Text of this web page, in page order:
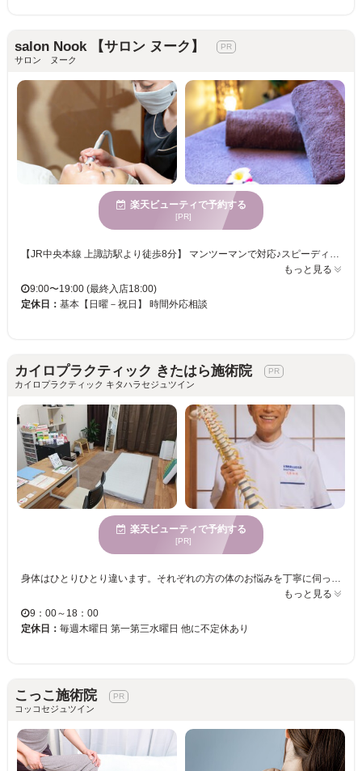
salon Nook 【サロン ヌーク】
サロン ヌーク
楽天ビューティで予約する
[PR]
【JR中央本線 上諏訪駅より徒歩8分】 マンツーマンで対応♪スピーディーな対応×施術と結果重視！話題の『ハイドラフェイシャル』を導入★毛穴の奧の汚れや余分な皮脂や角質をやさしく洗い出し、しわやくすみを改善！！肌の汚れなどを完全洗浄し、みずみずしい肌へ導きます。乾燥肌の方、お肌が弱い方など、肌質に対応して幅広い効果◎施術後すぐにメイク可能◎ 【オススメ★シルク糸脱毛】 日本人の繊細なお肌に合わせた糸脱毛！使われる糸もシルクの天然素材なので、肌への負担も少ない♪細かい糸の動きによるマッサージ効果や古い角質を除去するなど、様々な美容効果が◎ぱっと明るい肌が蘇ります♪まだ試してない方は一度お越しくださいませ。 お客様のご来店お待ちしております！
もっと見る
9:00〜19:00 (最終入店18:00)
定休日： 基本【日曜－祝日】 時間外応相談
カイロプラクティック きたはら施術院
カイロプラクティック キタハラセジュツイン
楽天ビューティで予約する
[PR]
身体はひとりひとり違います。それぞれの方の体のお悩みを丁寧に伺って、その方にベストなオーダーメイドのやり方でお体の調子を整えていきます。 対症療法ではありません。お体の悩みや症状があるからには必ず原因があり、その原因を改善していくことで身体を細胞レベルの体質的な部分から変えていきます。姿勢を整えることで自律神経が整います。自律神経が整えば、自然治癒力、免疫力が戻ります。そうして再発を防いでいくのが「根本療法」であるカイロプラクティックなのです。そしてそれは健康寿命を延ばすことにもつながります。 そのために何が必要なのか、そしてどんな施術をしていくのか、最初のカウンセリングの段階でわかりやすく丁寧にご説明させて頂きます。 『カイロプラクティック きたはら施術院』で、「あの頃」の元気な身体を取り戻しませんか？
もっと見る
9：00～18：00
定休日： 毎週木曜日 第一第三水曜日 他に不定休あり
こっこ施術院
コッコセジュツイン